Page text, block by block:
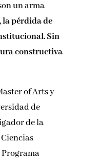
un arma
la pérdida de
Sin
constructiva
of Arts y
de
de la
Programa